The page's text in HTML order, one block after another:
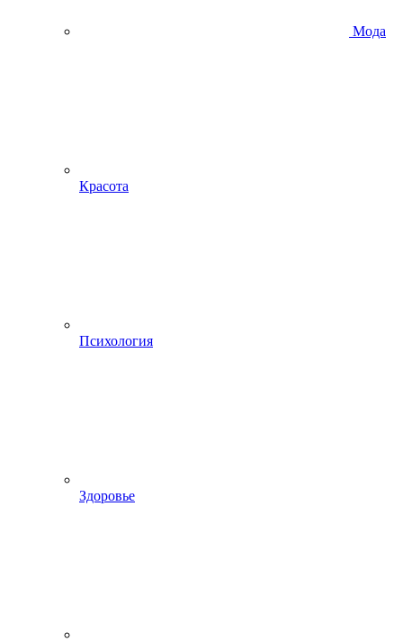
Мода
Красота
Психология
Здоровье